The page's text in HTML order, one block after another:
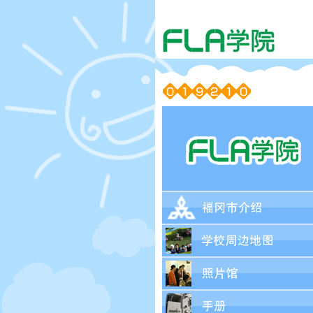
福冈市介绍
学校周边地图
照片馆